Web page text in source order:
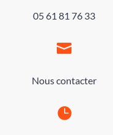
05 61 81 76 33

Nous contacter
